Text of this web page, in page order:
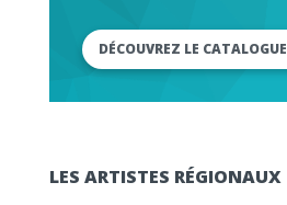
DÉCOUVREZ LE CATALOGUE
LES ARTISTES RÉGIONAUX